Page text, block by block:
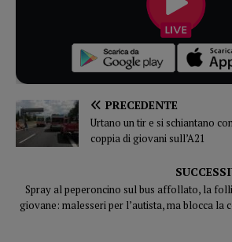
PRECEDENTE
Urtano un tir e si schiantano
coppia di giovani sull’A21
Spray al peperoncino sul bus affollato, la
giovane: malesseri per l’autista, ma blocca la